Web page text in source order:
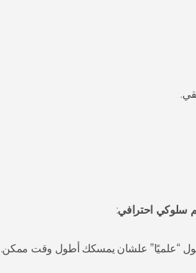
سلوكي احترافي:
“علميًا” علشان يمسكك أطول وقت ممكن.